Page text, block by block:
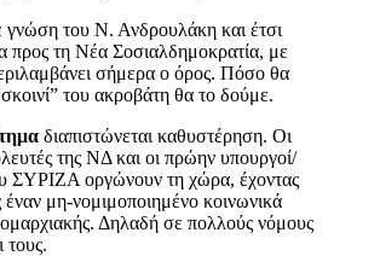
γνώση του Ν. Ανδρουλάκη και έτσι
προς τη Νέα Σοσιαλδημοκρατία, με
σήμερα ο όρος. Πόσο θα
του ακροβάτη θα το δούμε.
διαπιστώνεται καθυστέρηση. Οι
της ΝΔ και οι πρώην υπουργοί/
ΣΥΡΙΖΑ οργώνουν τη χώρα, έχοντας
έναν μη-νομιμοποιημένο κοινωνικά
Δηλαδή σε πολλούς νόμους
τους.